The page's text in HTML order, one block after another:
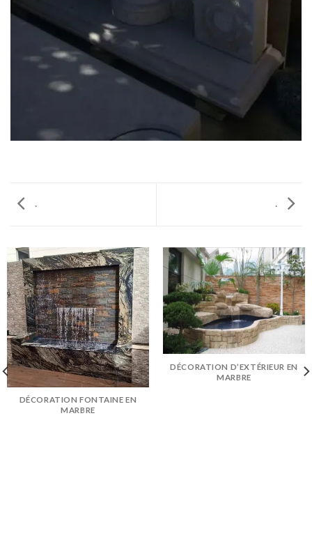
. .
DÉCORATION FONTAINE EN
MARBRE
DÉCORATION D’EXTÉRIEUR EN
MARBRE